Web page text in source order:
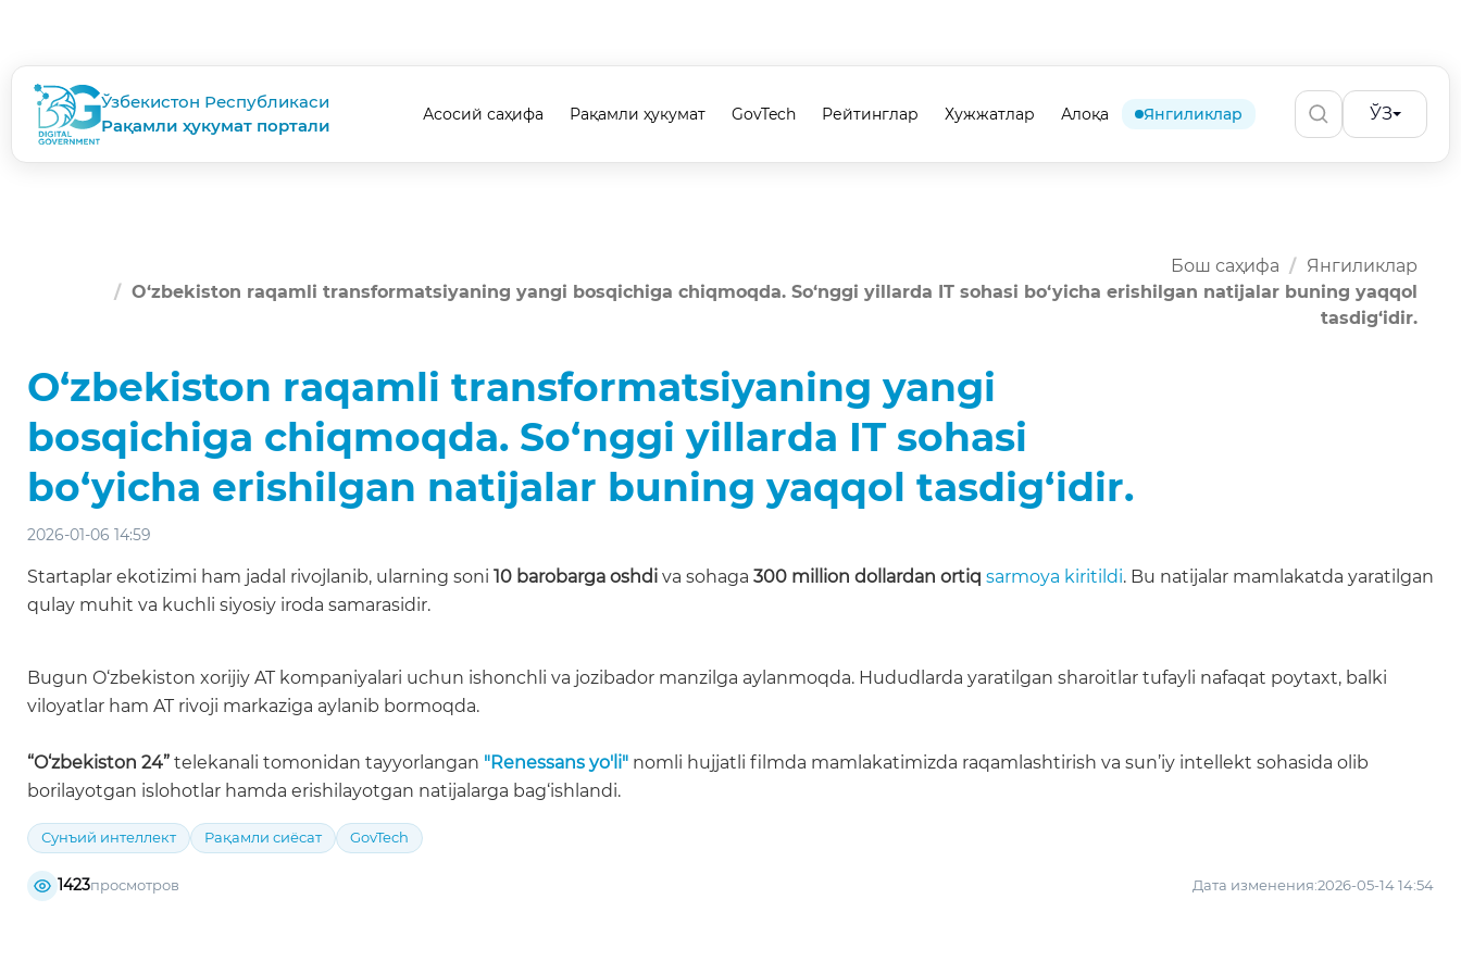
Ўзбекистон Республикаси
Рақамли ҳукумат портали
Асосий саҳифа Рақамли ҳукумат GovTech Рейтинглар Хужжатлар Алоқа Янгиликлар ЎЗ
Бош саҳифа
Янгиликлар
O‘zbekiston raqamli transformatsiyaning yangi bosqichiga chiqmoqda. So‘nggi yillarda IT sohasi bo‘yicha erishilgan natijalar buning yaqqol
tasdig‘idir.
O‘zbekiston raqamli transformatsiyaning yangi
bosqichiga chiqmoqda. So‘nggi yillarda IT sohasi
bo‘yicha erishilgan natijalar buning yaqqol tasdig‘idir.
2026-01-06 14:59
Startaplar ekotizimi ham jadal rivojlanib, ularning soni 10 barobarga oshdi va sohaga 300 million dollardan ortiq sarmoya kiritildi. Bu natijalar mamlakatda yaratilgan
qulay muhit va kuchli siyosiy iroda samarasidir.
Bugun O‘zbekiston xorijiy AT kompaniyalari uchun ishonchli va jozibador manzilga aylanmoqda. Hududlarda yaratilgan sharoitlar tufayli nafaqat poytaxt, balki
viloyatlar ham AT rivoji markaziga aylanib bormoqda.
“O‘zbekiston 24” telekanali tomonidan tayyorlangan "Renessans yo'li" nomli hujjatli filmda mamlakatimizda raqamlashtirish va sun’iy intellekt sohasida olib
borilayotgan islohotlar hamda erishilayotgan natijalarga bag‘ishlandi.
Сунъий интеллект Рақамли сиёсат GovTech
1423просмотров Дата изменения:2026-05-14 14:54